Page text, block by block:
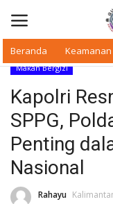
Beranda Keamanan
Beranda
Daerah
Makan Bergizi
Makan Bergizi
Kapolri
SPPG,
Penting
Nasional
Rahayu